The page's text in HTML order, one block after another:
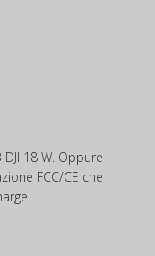
18 W. Oppure
FCC/CE che